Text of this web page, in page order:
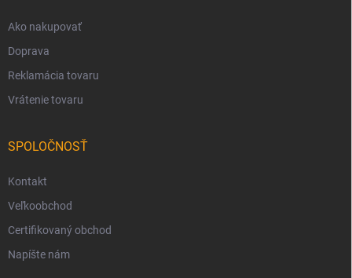
Ako nakupovať
Doprava
Reklamácia tovaru
Vrátenie tovaru
SPOLOČNOSŤ
Kontakt
Veľkoobchod
Certifikovaný obchod
Napíšte nám